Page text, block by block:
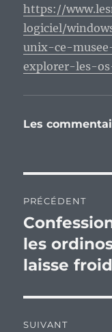
https://
logiciel/
unix-ce-
explorer-les-
Les
de
l’article
PRÉCÉDENT
Publication
précédente :
les
laisse
SUIVANT